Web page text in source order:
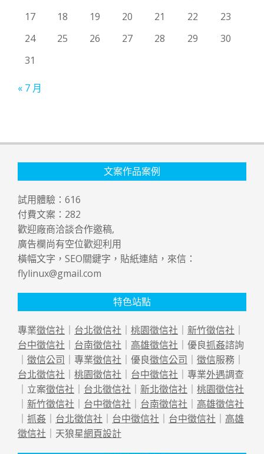
17
18 19 20 21 22
23
24
25 26 27 28 29
30
31
« 7 月
文案作品案例
試用體驗： 616
付費文案： 282
歡迎廠商洽談合作邀稿,
廣告欄尚有空位歡迎利用
橫幅文字，SEO關鍵字，貼紙連結，來信：
flylinux@gmail.com
特色站點
專業徵信社 ｜ 台北徵信社 ｜ 桃園徵信社 ｜ 新竹徵信社 ｜
台中徵信社 ｜ 台南徵信社 ｜ 高雄徵信社 ｜優良抓姦諮詢
｜ 徵信公司 ｜專業徵信社 ｜優良徵信公司 ｜ 徵信服務｜
台北徵信社 ｜ 桃園徵信社 ｜ 台中徵信社 ｜專業外遇調查
｜立案徵信社 ｜ 台北徵信社 ｜ 新北徵信社 ｜ 桃園徵信社
｜ 新竹徵信社 ｜ 台中徵信社 ｜ 台南徵信社 ｜ 高雄徵信社
｜ 抓姦 ｜ 台北徵信社 ｜ 台中徵信社 ｜ 台中徵信社 ｜ 高雄
徵信社 ｜天狼星網頁設計